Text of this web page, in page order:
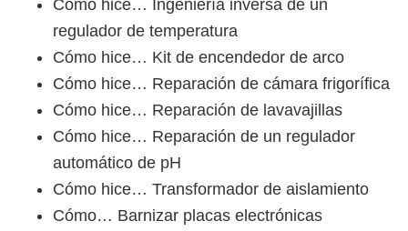
Cómo hice… Ingeniería inversa de un
regulador de temperatura
Cómo hice… Kit de encendedor de arco
Cómo hice… Reparación de cámara frigorífica
Cómo hice… Reparación de lavavajillas
Cómo hice… Reparación de un regulador
automático de pH
Cómo hice… Transformador de aislamiento
Cómo… Barnizar placas electrónicas